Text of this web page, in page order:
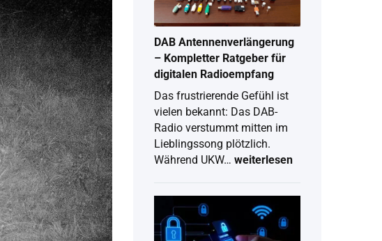
2026
DAB Antennenverlängerung
– Kompletter Ratgeber für
digitalen Radioempfang
Das frustrierende Gefühl ist
vielen bekannt: Das DAB-
Radio verstummt mitten im
Lieblingssong plötzlich.
Während UKW…
Kompletter
Ratgeber
für
weiterlesen